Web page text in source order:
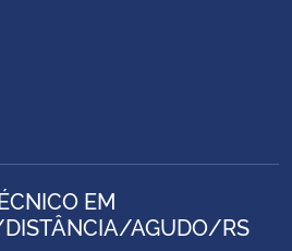
EM
AGUDO/RS